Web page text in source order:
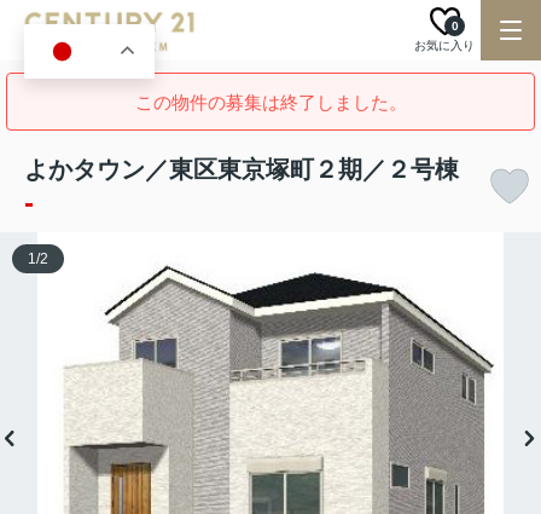
お気に入り
0
この物件の募集は終了しました。
よかタウン／東区東京塚町２期／２号棟
-
1/2